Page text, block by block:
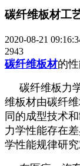
碳纤维板材工
2020-08-21
2943
碳纤维板材的
碳纤维板力学
维板材由碳纤
同的成型技术
力学性能存在
学性能规律研